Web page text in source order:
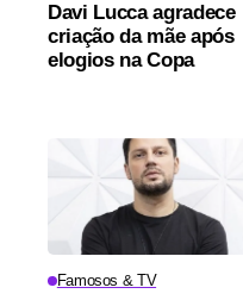
Davi Lucca agradece
criação da mãe após
elogios na Copa
Famosos & TV